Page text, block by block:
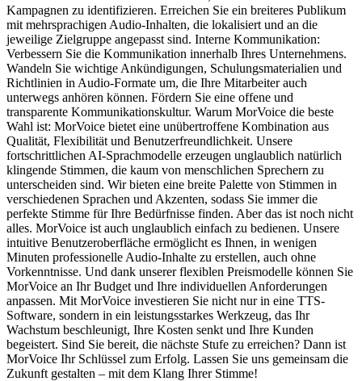
Kampagnen zu identifizieren. Erreichen Sie ein breiteres Publikum
mit mehrsprachigen Audio-Inhalten, die lokalisiert und an die
jeweilige Zielgruppe angepasst sind. Interne Kommunikation:
Verbessern Sie die Kommunikation innerhalb Ihres Unternehmens.
Wandeln Sie wichtige Ankündigungen, Schulungsmaterialien und
Richtlinien in Audio-Formate um, die Ihre Mitarbeiter auch
unterwegs anhören können. Fördern Sie eine offene und
transparente Kommunikationskultur. Warum MorVoice die beste
Wahl ist: MorVoice bietet eine unübertroffene Kombination aus
Qualität, Flexibilität und Benutzerfreundlichkeit. Unsere
fortschrittlichen AI-Sprachmodelle erzeugen unglaublich natürlich
klingende Stimmen, die kaum von menschlichen Sprechern zu
unterscheiden sind. Wir bieten eine breite Palette von Stimmen in
verschiedenen Sprachen und Akzenten, sodass Sie immer die
perfekte Stimme für Ihre Bedürfnisse finden. Aber das ist noch nicht
alles. MorVoice ist auch unglaublich einfach zu bedienen. Unsere
intuitive Benutzeroberfläche ermöglicht es Ihnen, in wenigen
Minuten professionelle Audio-Inhalte zu erstellen, auch ohne
Vorkenntnisse. Und dank unserer flexiblen Preismodelle können Sie
MorVoice an Ihr Budget und Ihre individuellen Anforderungen
anpassen. Mit MorVoice investieren Sie nicht nur in eine TTS-
Software, sondern in ein leistungsstarkes Werkzeug, das Ihr
Wachstum beschleunigt, Ihre Kosten senkt und Ihre Kunden
begeistert. Sind Sie bereit, die nächste Stufe zu erreichen? Dann ist
MorVoice Ihr Schlüssel zum Erfolg. Lassen Sie uns gemeinsam die
Zukunft gestalten – mit dem Klang Ihrer Stimme!